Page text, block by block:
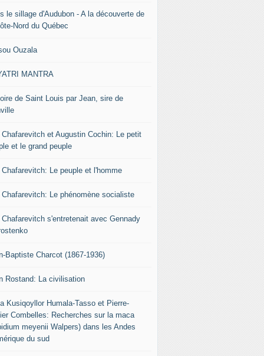
le sillage d'Audubon - A la découverte de
Nord du Québec
Ouzala
MANTRA
de Saint Louis par Jean, sire de
Chafarevitch et Augustin Cochin: Le petit
et le grand peuple
Chafarevitch: Le peuple et l'homme
Chafarevitch: Le phénomène socialiste
Chafarevitch s'entretenait avec Gennady
Baptiste Charcot (1867-1936)
Rostand: La civilisation
Kusiqoyllor Humala-Tasso et Pierre-
Combelles: Recherches sur la maca
meyenii Walpers) dans les Andes
du sud